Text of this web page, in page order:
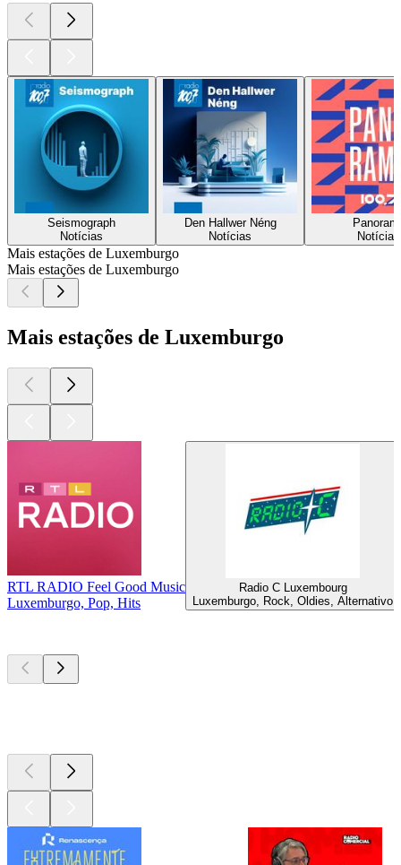
Seismograph
Notícias
Den Hallwer Néng
Notícias
Notícias
Mais estações de Luxemburgo
Mais estações de Luxemburgo
Mais estações de Luxemburgo
RTL RADIO Feel Good Music
Luxemburgo, Pop, Hits
Radio C Luxembourg
Luxemburgo, Rock, Oldies, Alternativo